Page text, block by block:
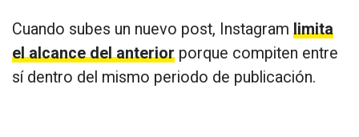
Cuando subes un nuevo post, Instagram limita
el alcance del anterior porque compiten entre
sí dentro del mismo periodo de publicación.